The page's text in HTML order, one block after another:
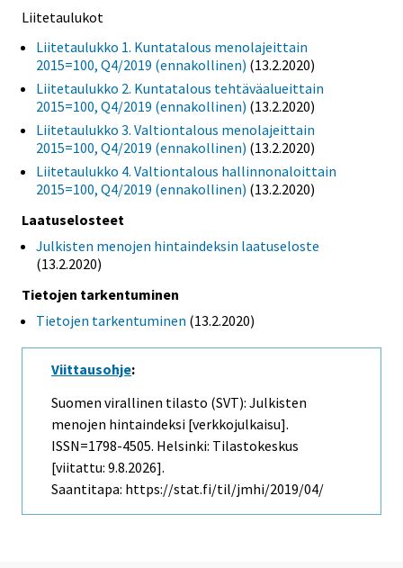
Liitetaulukot
Liitetaulukko 1. Kuntatalous menolajeittain
2015=100, Q4/2019 (ennakollinen) (13.2.2020)
Liitetaulukko 2. Kuntatalous tehtäväalueittain
2015=100, Q4/2019 (ennakollinen) (13.2.2020)
Liitetaulukko 3. Valtiontalous menolajeittain
2015=100, Q4/2019 (ennakollinen) (13.2.2020)
Liitetaulukko 4. Valtiontalous hallinnonaloittain
2015=100, Q4/2019 (ennakollinen) (13.2.2020)
Laatuselosteet
Julkisten menojen hintaindeksin laatuseloste
(13.2.2020)
Tietojen tarkentuminen
Tietojen tarkentuminen (13.2.2020)
Viittausohje:
Suomen virallinen tilasto (SVT): Julkisten
menojen hintaindeksi [verkkojulkaisu].
ISSN=1798-4505. Helsinki: Tilastokeskus
[viitattu: 9.8.2026].
Saantitapa: https://stat.fi/til/jmhi/2019/04/